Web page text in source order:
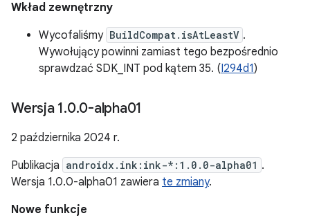
Wkład zewnętrzny
Wycofaliśmy BuildCompat.isAtLeastV .
Wywołujący powinni zamiast tego bezpośrednio
sprawdzać SDK_INT pod kątem 35. (I294d1)
Wersja 1.0.0-alpha01
2 października 2024 r.
Publikacja androidx.ink:ink-*:1.0.0-alpha01 .
Wersja 1.0.0-alpha01 zawiera te zmiany.
Nowe funkcje